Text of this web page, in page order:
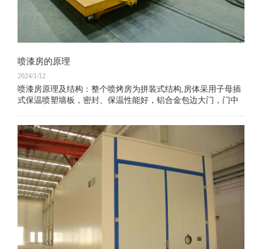
喷漆房的原理
2024/1/12
喷漆房原理及结构：整个喷烤房为拼装式结构,房体采用子母插
式保温喷塑墙板，密封、保温性能好，铝合金包边大门，门中